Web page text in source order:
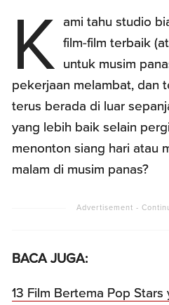
K ami tahu studio
film-film terbaik
untuk musim
pekerjaan melambat, dan
terus berada di luar
yang lebih baik selain
menonton siang hari atau
malam di musim panas?
BACA JUGA:
13 Film Bertema Pop